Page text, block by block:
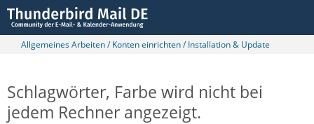
Allgemeines Arbeiten / Konten einrichten / Installation & Update
Schlagwörter, Farbe wird nicht bei
jedem Rechner angezeigt.